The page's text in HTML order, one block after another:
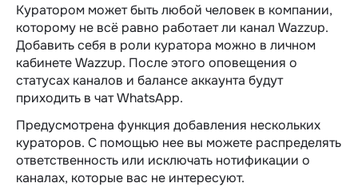
Куратором может быть любой человек в компании,
которому не всё равно работает ли канал Wazzup.
Добавить себя в роли куратора можно в личном
кабинете Wazzup. После этого оповещения о
статусах каналов и балансе аккаунта будут
приходить в чат WhatsApp.
Предусмотрена функция добавления нескольких
кураторов. С помощью нее вы можете распределять
ответственность или исключать нотификации о
каналах, которые вас не интересуют.